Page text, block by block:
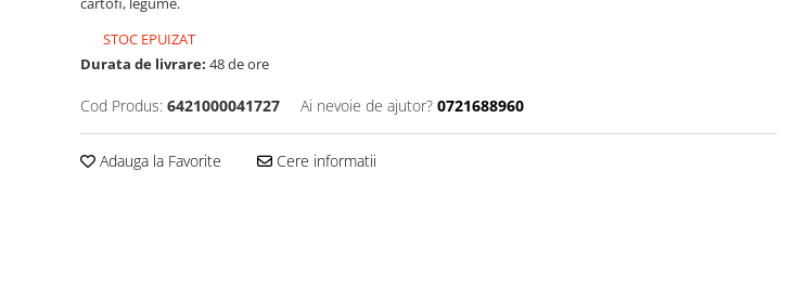
STOC EPUIZAT
Durata de livrare: 48 de ore
Cod Produs: 6421000041727 Ai nevoie de ajutor? 0721688960
Adauga la Favorite Cere informatii